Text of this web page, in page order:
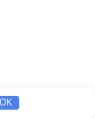
OK